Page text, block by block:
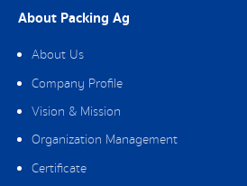
About Packing Ag
About Us
Company Profile
Vision & Mission
Organization Management
Certificate